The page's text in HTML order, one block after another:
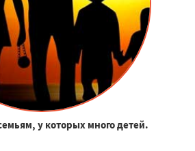
у которых много детей.